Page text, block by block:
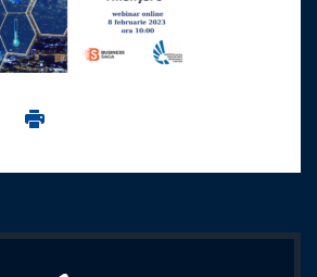
Imprima aceasta pagina